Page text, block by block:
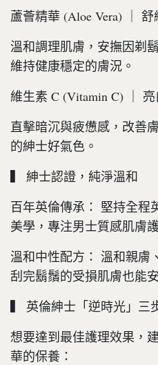
蘆薈精華 (Aloe Vera) ｜ 舒
溫和調理肌膚，安撫因剃
維持健康穩定的膚況。
維生素 C (Vitamin C) ｜
直擊暗沉與疲憊感，改善
的紳士好氣色。
▍ 紳士認證，純淨溫和
百年英倫傳承： 堅持全程
美學，專注男士質感肌膚
溫和中性配方： 溫和親膚
刮完鬍鬚的受損肌膚也能
▍ 英倫紳士「逆時光」三
想要達到最佳護理效果，
華的保養：